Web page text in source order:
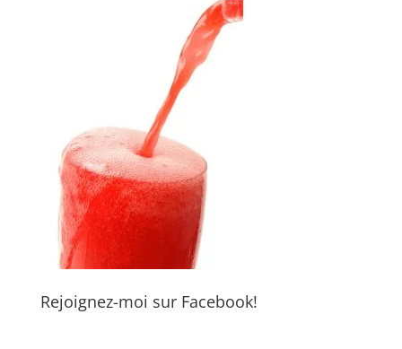
Rejoignez-moi sur Facebook!